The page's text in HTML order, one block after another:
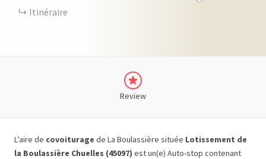
Itinéraire
Review
L’aire de covoiturage de La Boulassière située Lotissement de
la Boulassière Chuelles (45097) est un(e) Auto-stop contenant